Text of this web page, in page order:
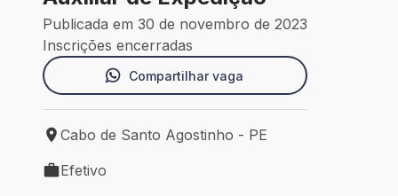
Publicada em 30 de novembro de 2023
Inscrições encerradas
Compartilhar vaga
Local de trabalho: Cabo de Santo Agostinho - PE
Cabo de Santo Agostinho - PE
Tipo de vaga: Efetivo
Efetivo